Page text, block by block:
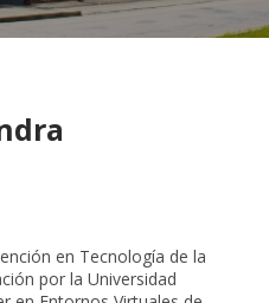
en Tecnología de la
por la Universidad